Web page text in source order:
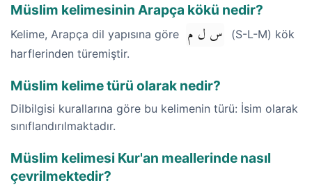
Müslim kelimesinin Arapça kökü nedir?
Kelime, Arapça dil yapısına göre س ل م
(S-L-M) kök
harflerinden türemiştir.
Müslim kelime türü olarak nedir?
Dilbilgisi kurallarına göre bu kelimenin türü: İsim olarak
sınıflandırılmaktadır.
Müslim kelimesi Kur'an meallerinde nasıl
çevrilmektedir?